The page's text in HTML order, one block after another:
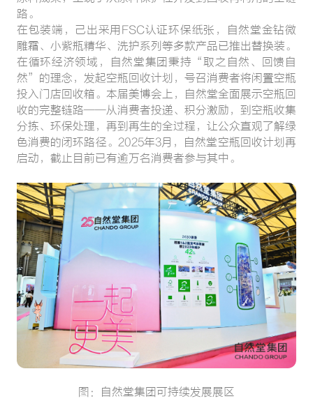
路。
在包装端，己出采用FSC认证环保纸张，自然堂金钻微
雕霜、小紫瓶精华、洗护系列等多款产品已推出替换装。
在循环经济领域，自然堂集团秉持“取之自然、回馈自
然”的理念，发起空瓶回收计划，号召消费者将闲置空瓶
投入门店回收箱。本届美博会上，自然堂全面展示空瓶回
收的完整链路——从消费者投递、积分激励，到空瓶收集
分拣、环保处理，再到再生的全过程，让公众直观了解绿
色消费的闭环路径。2025年3月，自然堂空瓶回收计划再
启动，截止目前已有逾万名消费者参与其中。
图：自然堂集团可持续发展展区